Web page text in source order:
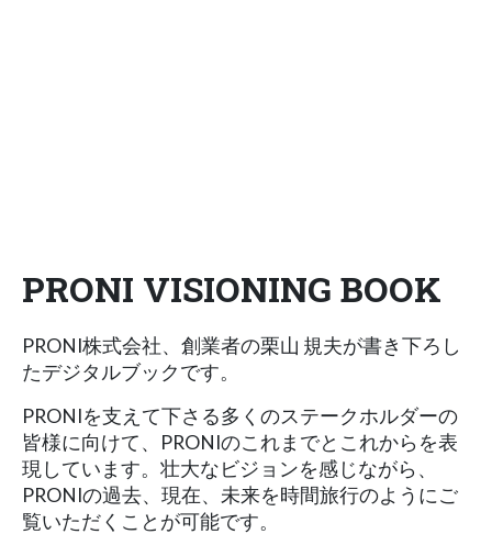
PRONI VISIONING BOOK
PRONI株式会社、創業者の栗山 規夫が書き下ろし
たデジタルブックです。
PRONIを支えて下さる多くのステークホルダーの
皆様に向けて、PRONIのこれまでとこれからを表
現しています。壮大なビジョンを感じながら、
PRONIの過去、現在、未来を時間旅行のようにご
覧いただくことが可能です。